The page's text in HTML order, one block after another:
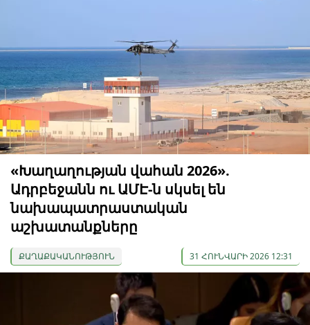
«Խաղաղության վահան 2026».
Ադրբեջանն ու ԱՄԷ-ն սկսել են
նախապատրաստական ​​
աշխատանքները
ՔԱՂԱՔԱԿԱՆՈՒԹՅՈՒՆ 31 ՀՈՒՆՎԱՐԻ 2026 12:31